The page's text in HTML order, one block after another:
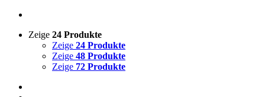
Zeige 24 Produkte
Zeige 24 Produkte
Zeige 48 Produkte
Zeige 72 Produkte